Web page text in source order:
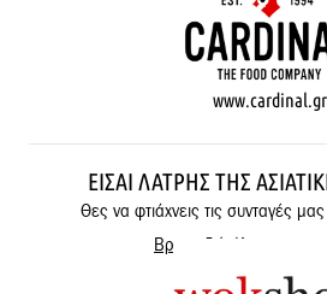
www.cardinal.gr
ΕΊΣΑΙ ΛΆΤΡΗΣ ΤΗΣ
Θες να φτιάχνεις τις συνταγές
Βρες εδώ όλα μας τα